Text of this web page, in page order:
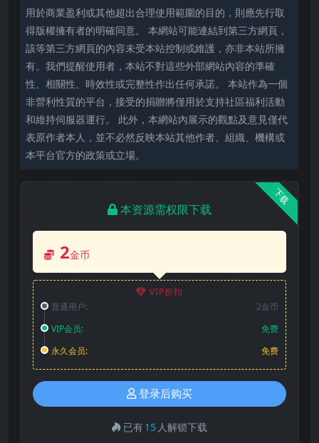
用於商業盈利或其他超出合理使用範圍的目的，則應先行取
得版權擁有者的明確同意。 本網站可能連結到第三方網頁，
該等第三方網頁的內容未受本站控制或維護，亦非本站所擁
有。我們提醒使用者，本站不對這些外部網站內容的準確
性、相關性、時效性或完整性作出任何承諾。 本站作為一個
非營利性質的平台，接受的捐贈將僅用於支持社區福利活動
和維持伺服器運行。 此外，本網站內展示的觀點及意見僅代
表原作者本人，並不必然反映本站其他作者、組織、機構或
本平台官方的政策或立場。
下载
本资源需权限下载
2金币
VIP折扣
普通用户:
2金币
VIP会员:
免费
永久会员:
免费
登录后购买
已有15 人解锁下载